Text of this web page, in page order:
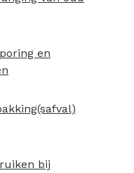
en
bij